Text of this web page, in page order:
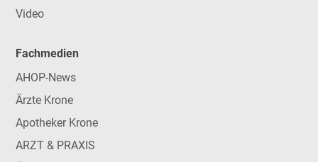
Video
Fachmedien
AHOP-News
Ärzte Krone
Apotheker Krone
ARZT & PRAXIS